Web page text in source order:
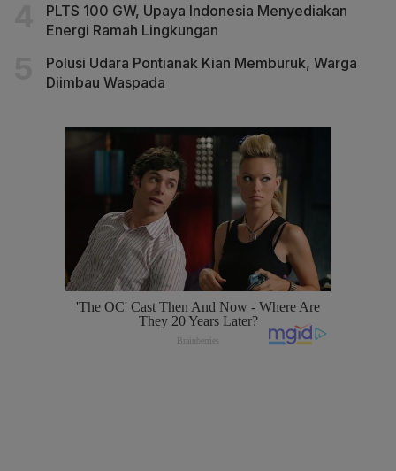
PLTS 100 GW, Upaya Indonesia Menyediakan
Energi Ramah Lingkungan
Polusi Udara Pontianak Kian Memburuk, Warga
Diimbau Waspada